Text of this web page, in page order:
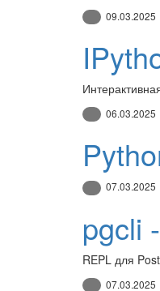
09.03.2025
06.03.2025
07.03.2025
pgcli
REPL для
07.03.2025